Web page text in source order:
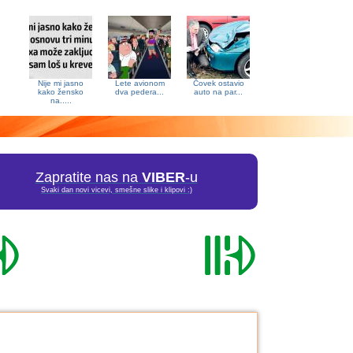
Čovek ostavio
auto na par...
Lete avionom
dva pedera...
Nije mi jasno
kako žensko
na.....
Zapratite nas na VIBER-u
Svaki dan novi vicevi, smešne slike i klipovi :)